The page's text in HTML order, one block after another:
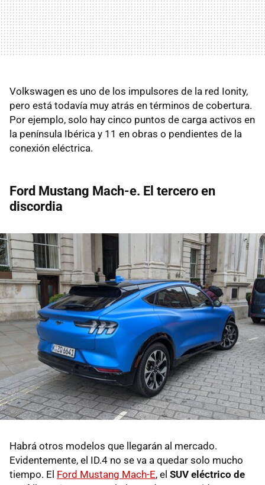
Volkswagen es uno de los impulsores de la red Ionity,
pero está todavía muy atrás en términos de cobertura.
Por ejemplo, solo hay cinco puntos de carga activos en
la península Ibérica y 11 en obras o pendientes de la
conexión eléctrica.
Ford Mustang Mach-e. El tercero en
discordia
Habrá otros modelos que llegarán al mercado.
Evidentemente, el ID.4 no se va a quedar solo mucho
tiempo. El Ford Mustang Mach-E, el SUV eléctrico de